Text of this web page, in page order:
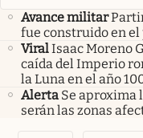
Avance militar
fue construido en
ViralIsaac Moreno
caída del Imperio
la Luna en el año
Alerta Se aproxima
serán las zonas